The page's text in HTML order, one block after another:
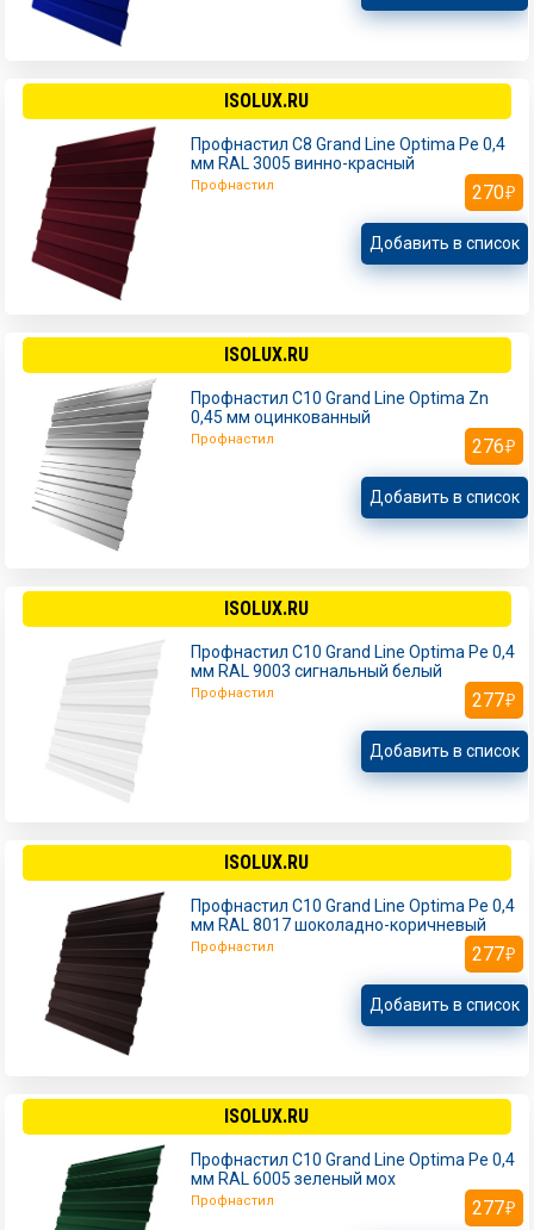
ISOLUX.RU
Профнастил С8 Grand Line Optima Pe 0,4
мм RAL 3005 винно-красный
Профнастил 270
Добавить в список
ISOLUX.RU
Профнастил С10 Grand Line Optima Zn
0,45 мм оцинкованный
Профнастил 276
Добавить в список
ISOLUX.RU
Профнастил С10 Grand Line Optima Pe 0,4
мм RAL 9003 сигнальный белый
Профнастил 277
Добавить в список
ISOLUX.RU
Профнастил С10 Grand Line Optima Pe 0,4
мм RAL 8017 шоколадно-коричневый
Профнастил 277
Добавить в список
ISOLUX.RU
Профнастил С10 Grand Line Optima Pe 0,4
мм RAL 6005 зеленый мох
Профнастил 277